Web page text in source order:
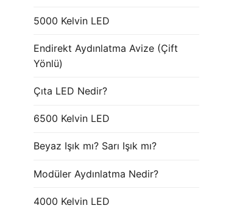
5000 Kelvin LED
Endirekt Aydınlatma Avize (Çift
Yönlü)
Çıta LED Nedir?
6500 Kelvin LED
Beyaz Işık mı? Sarı Işık mı?
Modüler Aydınlatma Nedir?
4000 Kelvin LED